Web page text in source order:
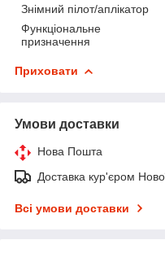
Знімний пілот/аплікатор
Функціональне
призначення
Приховати
Умови доставки
Нова Пошта
Доставка кур'єром
Всі умови доставки